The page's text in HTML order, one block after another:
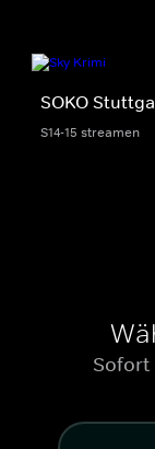
SOKO
S14-15 streamen
Sofort